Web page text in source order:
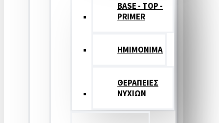
BASE - TOP -
PRIMER
HMIMONIMA
ΘΕΡΑΠΕΙΕΣ
ΝΥΧΙΩΝ